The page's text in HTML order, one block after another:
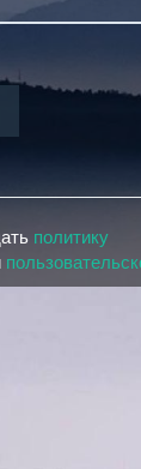
политику